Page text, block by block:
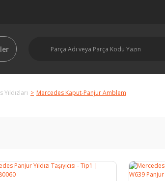
Mercedes Kaput-Panjur Amblem